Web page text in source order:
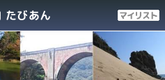
たびあん